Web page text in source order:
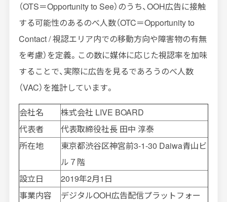
（OTS＝Opportunity to See）のうち、OOH広告に接触
する可能性のあるのべ人数（OTC＝Opportunity to
Contact /視認エリア内での移動方向や障害物の有無
を考慮）を定義。この数に媒体に応じた視認率を加味
することで、実際に広告を見るであろうのべ人数
（VAC）を推計しています。
会社名 株式会社 LIVE BOARD
代表者
代表取締役社長 田中 淳泰
所在地
東京都渋谷区神宮前3-1-30 Daiwa青山ビ
ル７階
設立日
2019年2月1 日
事業内容
デジタルOOH広告配信プラットフォー